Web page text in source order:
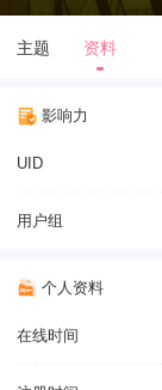
主题 资料
影响力
UID
用户组
个人资料
在线时间